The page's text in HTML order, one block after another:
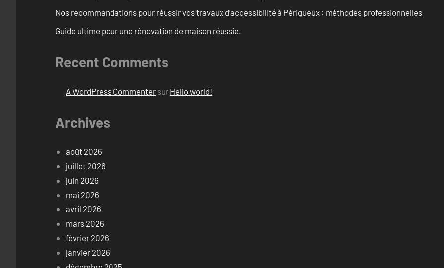
Nos recommandations pour réussir vos travaux d’accessibilité à Périgueux : méthodes professionnelles
Guide ultime pour une rénovation de maison réussie.
Recent Comments
A WordPress Commenter sur Hello world!
Archives
août 2026
juillet 2026
juin 2026
mai 2026
avril 2026
mars 2026
février 2026
janvier 2026